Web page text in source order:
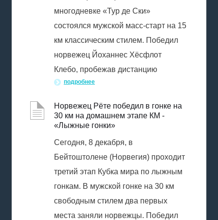
многодневке «Тур де Ски»
cостоялся мужской масс-старт на 15
км классическим стилем. Победил
норвежец Йоханнес Хёсфлот
Клебо, пробежав дистанцию
подробнее
Норвежец Рёте победил в гонке на
30 км на домашнем этапе КМ -
«Лыжные гонки»
Сегодня, 8 декабря, в
Бейтоштолене (Норвегия) проходит
третий этап Кубка мира по лыжным
гонкам. В мужской гонке на 30 км
свободным стилем два первых
места заняли норвежцы. Победил